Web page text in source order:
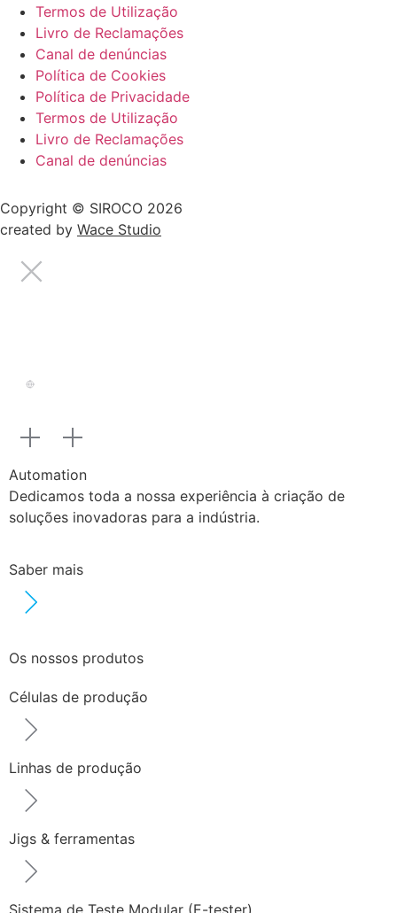
Termos de Utilização
Livro de Reclamações
Canal de denúncias
Política de Cookies
Política de Privacidade
Termos de Utilização
Livro de Reclamações
Canal de denúncias
Copyright © SIROCO 2026
created by Wace Studio
Automation
Dedicamos toda a nossa experiência à criação de
soluções inovadoras para a indústria.
Saber mais
Os nossos produtos
Células de produção
Linhas de produção
Jigs & ferramentas
Sistema de Teste Modular (E-tester)